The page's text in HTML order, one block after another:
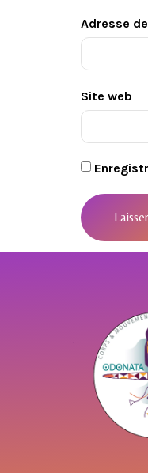
Adresse
Site web